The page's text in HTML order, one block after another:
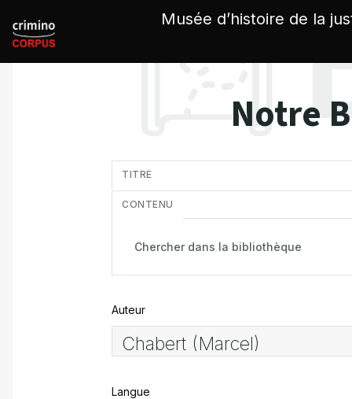
Musée d’histoire de la
Notre
TITRE
CONTENU
Auteur
Langue
Panneau de gestion des cookies